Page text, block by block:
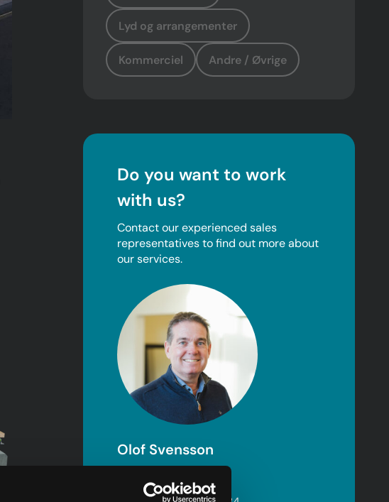
Lyd og arrangementer
Kommerciel Andre / Øvrige
Do you want to work
with us?
Contact our experienced sales
representatives to find out more about
our services.
Olof Svensson